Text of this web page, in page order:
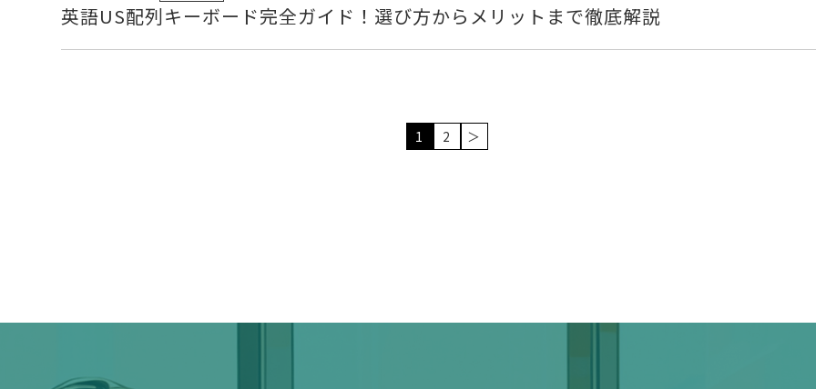
英語US配列キーボード完全ガイド！選び方からメリットまで徹底解説
1 2 ＞